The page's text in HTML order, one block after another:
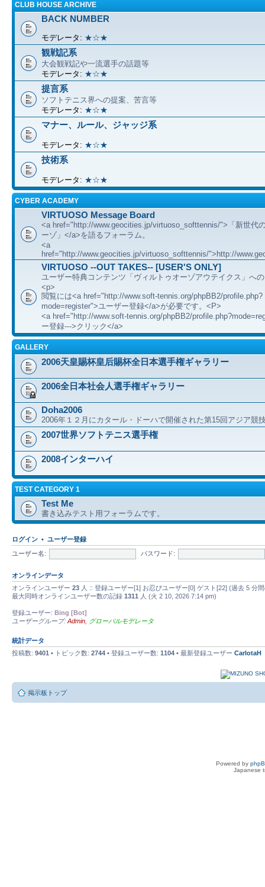
CLUB HOUSE ARCHIVE
BACK NUMBER
モデレータ: ★☆★
観戦記系
大会観戦記や一流選手の話題等
モデレータ: ★☆★
提言系
ソフトテニス界への提案、苦言等
モデレータ: ★☆★
マナー、ルール、ジャッジ系
モデレータ: ★☆★
技術系
モデレータ: ★☆★
CYBER ACADEMY
VIRTUOSO Message Board
<a href="http://www.geocities.jp/virtuoso_softtennis/">「新世代
ーゾ」</a>を語るフォーラム。
<a
href="http://www.geocities.jp/virtuoso_softtennis/">http://
VIRTUOSO --OUT TAKES-- [USER'S ONLY]
ユーザー特典コンテンツ「ヴィルトゥオーゾアウテイクス」へ
<p>
閲覧には<a href="http://www.soft-tennis.org/phpBB2/profile.php?
mode=register">ユーザー登録</a>が必要です。<P>
<a href="http://www.soft-tennis.org/phpBB2/
ー登録--->クリック</a>
GALLERY
2006天皇賜杯皇后賜杯全日本選手権ギャラリー
2006全日本社会人選手権ギャラリー
Doha2006
2006年１２月にカタール・ドーハで開催された第15回アジア競
2007世界ソフトテニス選手権
2008インターハイ
TEST CATEGORY 1
Test Me
書き込みテスト用フォーラムです。
ログイン • ユーザー登録
ユーザー名: パスワード:
オンラインデータ
オンラインユーザー 23 人 :: 登録ユーザー[1] お忍びユーザー[0] ゲスト[22] (過去 5 分
最大同時オンラインユーザー数の記録 1311 人 (火 2 10, 2026 7:14 pm)
登録ユーザー: Bing [Bot]
ユーザーグループ: Admin グローバルモデレータ
統計データ
投稿数: 9401 • トピック数: 2744 • 登録ユーザー数: 1104 • 最新登録ユーザー CarlotaH
掲示板トップ
Powered by
Japanese